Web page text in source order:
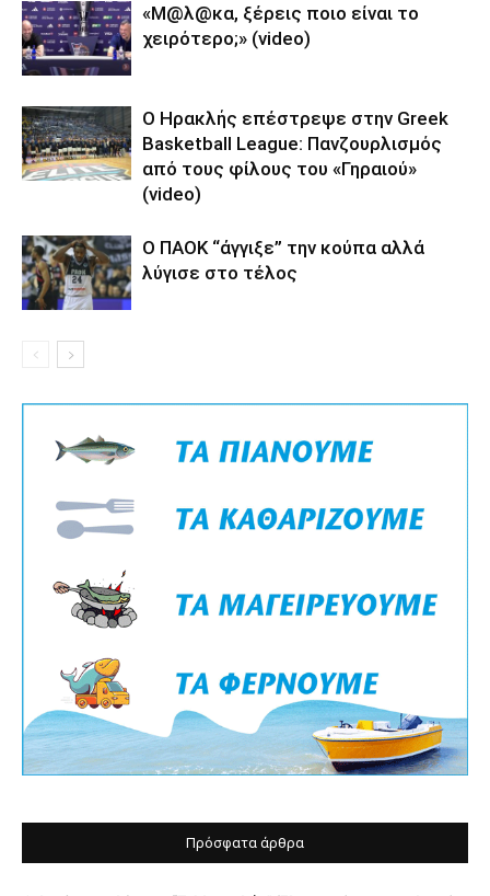
«Μ@λ@κα, ξέρεις ποιο είναι το
χειρότερο;» (video)
Ο Ηρακλής επέστρεψε στην Greek
Basketball League: Πανζουρλισμός
από τους φίλους του «Γηραιού»
(video)
Ο ΠΑΟΚ “άγγιξε” την κούπα αλλά
λύγισε στο τέλος
Πρόσφατα άρθρα